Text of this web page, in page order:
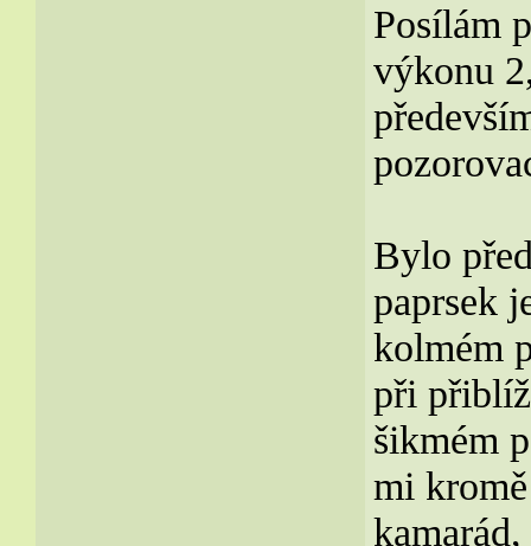
Posílám
výkonu
Bylo
paprsek
kolmém
při
šikmém
mi